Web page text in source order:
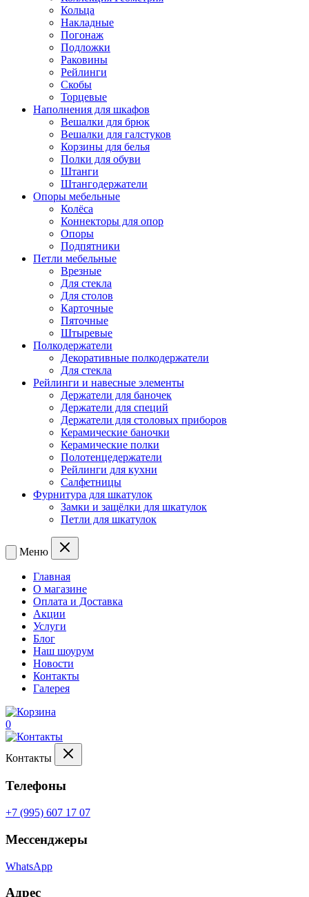
Кольца
Накладные
Погонаж
Подложки
Раковины
Рейлинги
Скобы
Торцевые
Наполнения для шкафов
Вешалки для брюк
Вешалки для галстуков
Корзины для белья
Полки для обуви
Штанги
Штангодержатели
Опоры мебельные
Колёса
Коннекторы для опор
Опоры
Подпятники
Петли мебельные
Врезные
Для стекла
Для столов
Карточные
Пяточные
Штыревые
Полкодержатели
Декоративные полкодержатели
Для стекла
Рейлинги и навесные элементы
Держатели для баночек
Держатели для специй
Держатели для столовых приборов
Керамические баночки
Керамические полки
Полотенцедержатели
Рейлинги для кухни
Салфетницы
Фурнитура для шкатулок
Замки и защёлки для шкатулок
Петли для шкатулок
Меню
Главная
О магазине
Оплата и Доставка
Акции
Услуги
Блог
Наш шоурум
Новости
Контакты
Галерея
0
Контакты
Телефоны
+7 (995) 607 17 07
Мессенджеры
WhatsApp
Адрес